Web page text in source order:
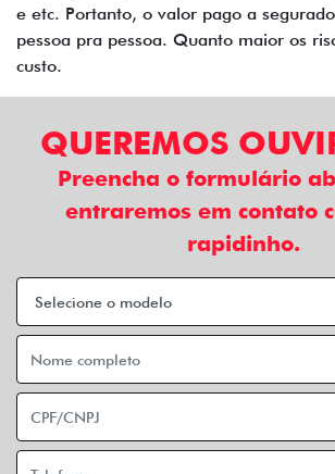
e etc. Portanto, o valor pago a
pessoa pra pessoa. Quanto maior os
custo.
QUEREMOS
Preencha o formulário
entraremos em contato
rapidinho.